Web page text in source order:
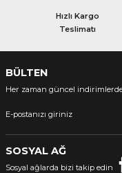
Hızlı Kargo
Teslimatı
BÜLTEN
Her zaman güncel
SOSYAL AĞ
Sosyal ağlarda bizi takip edin